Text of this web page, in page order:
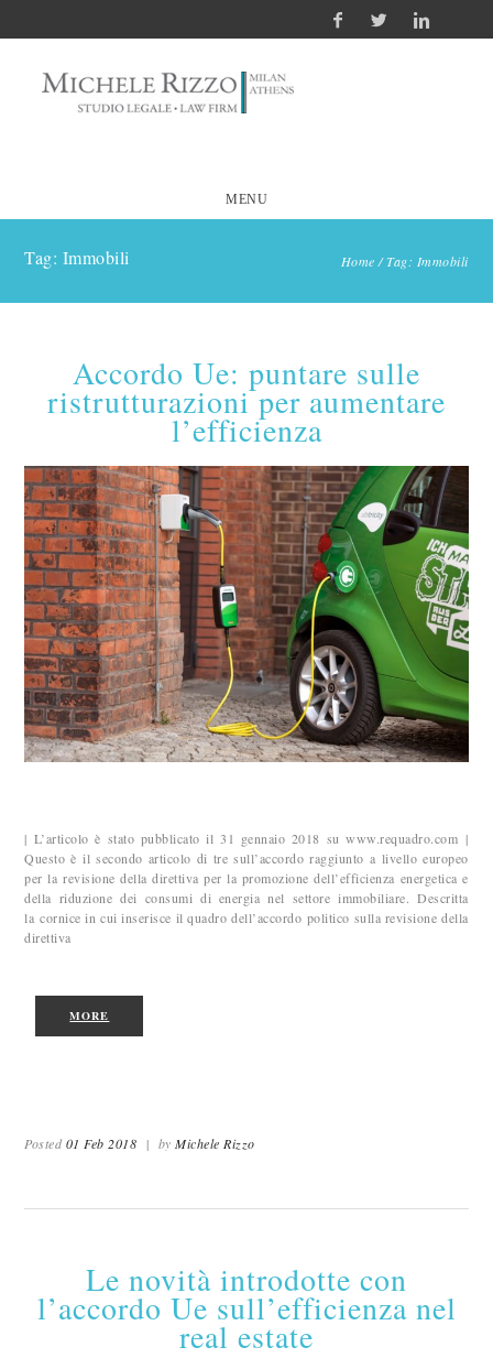
MENU
Home /Tag: Immobili
Tag: Immobili
Accordo Ue: puntare sulle
ristrutturazioni per aumentare
l’efficienza
| L’articolo è stato pubblicato il 31 gennaio 2018 su www.requadro.com |
Questo è il secondo articolo di tre sull’accordo raggiunto a livello europeo
per la revisione della direttiva per la promozione dell’efficienza energetica e
della riduzione dei consumi di energia nel settore immobiliare. Descritta
la cornice in cui inserisce il quadro dell’accordo politico sulla revisione della
direttiva
MORE
Posted01 Feb 2018 | byMichele Rizzo
Le novità introdotte con
l’accordo Ue sull’efficienza nel
real estate